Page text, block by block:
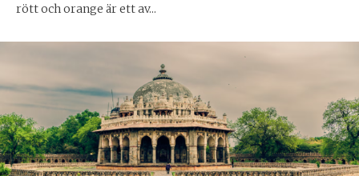
rött och orange är ett av...